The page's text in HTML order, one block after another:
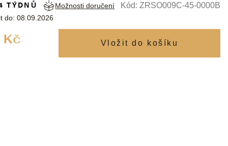
TÝDNŮ
do: 08.09.2026
Možnosti doručení Kód: ZRSO009C-45-0000B